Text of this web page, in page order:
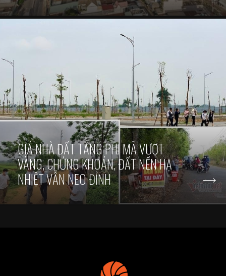
GIÁ NHÀ ĐẤT TĂNG PHI MÃ VƯỢT
VÀNG, CHỨNG KHOÁN, ĐẤT NỀN HẠ
NHIỆT VẪN NEO ĐỈNH